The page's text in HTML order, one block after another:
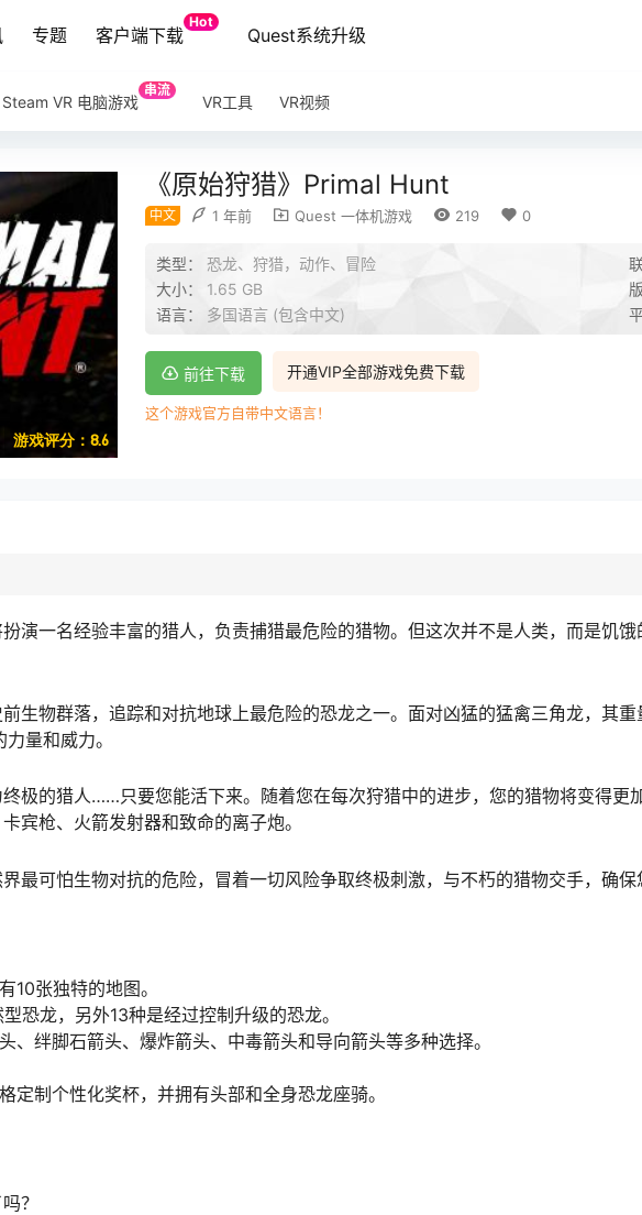
专题 客户端下载
Hot
Quest系统升级
Steam VR 电脑游戏
串流
VR工具 VR视频
游戏评分：8.6
《原始狩猎》Primal Hunt
中文 1 年前 Quest 一体机游戏 219 0
类型： 恐龙、狩猎，动作、冒险
大小： 1.65 GB
语言： 多国语言 (包含中文)
开通VIP全部游戏免费下载
前往下载
这个游戏官方自带中文语言！
演一名经验丰富的猎人，负责捕猎最危险的猎物。但这次并不是人类，而是饥饿
生物群落，追踪和对抗地球上最危险的恐龙之一。面对凶猛的猛禽三角龙，其
量和威力。
极的猎人……只要您能活下来。随着您在每次狩猎中的进步，您的猎物将变得更
宾枪、火箭发射器和致命的离子炮。
最可怕生物对抗的危险，冒着一切风险争取终极刺激，与不朽的猎物交手，确保
10张独特的地图。
恐龙，另外13种是经过控制升级的恐龙。
绊脚石箭头、爆炸箭头、中毒箭头和导向箭头等多种选择。
制个性化奖杯，并拥有头部和全身恐龙座骑。
？